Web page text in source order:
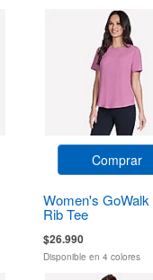
Comprar
Women's GoWalk
Rib Tee
$26.990
Disponible en 4 colores